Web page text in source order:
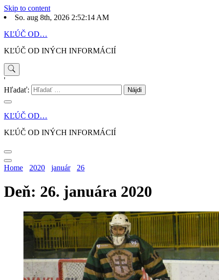
Skip to content
So. aug 8th, 2026 2:52:14 AM
KĽÚČ OD…
KĽÚČ OD INÝCH INFORMÁCIÍ
'
Hľadať:
KĽÚČ OD…
KĽÚČ OD INÝCH INFORMÁCIÍ
Home 2020 január 26
Deň: 26. januára 2020